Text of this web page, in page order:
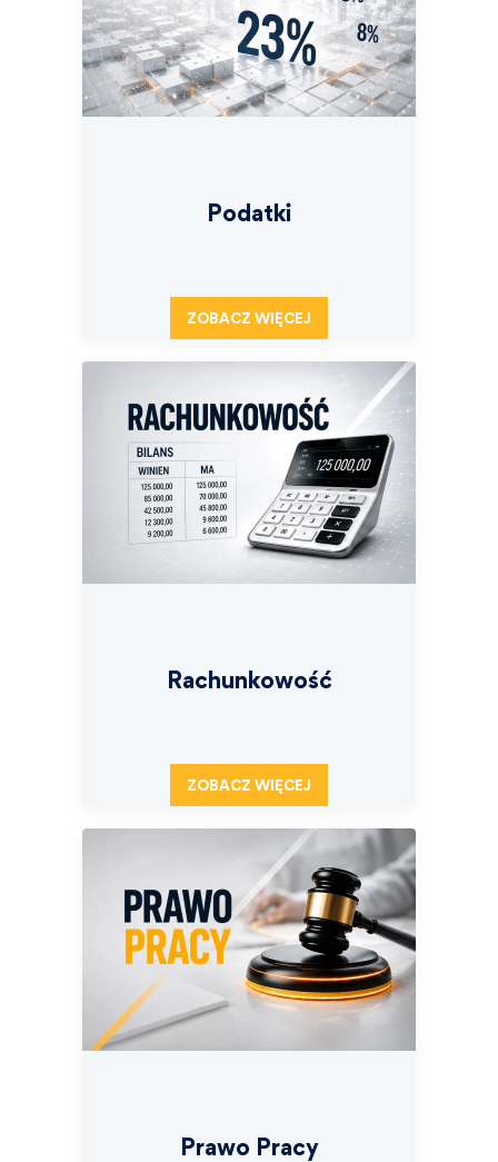
Podatki
ZOBACZ WIĘCEJ
Rachunkowość
ZOBACZ WIĘCEJ
Prawo Pracy